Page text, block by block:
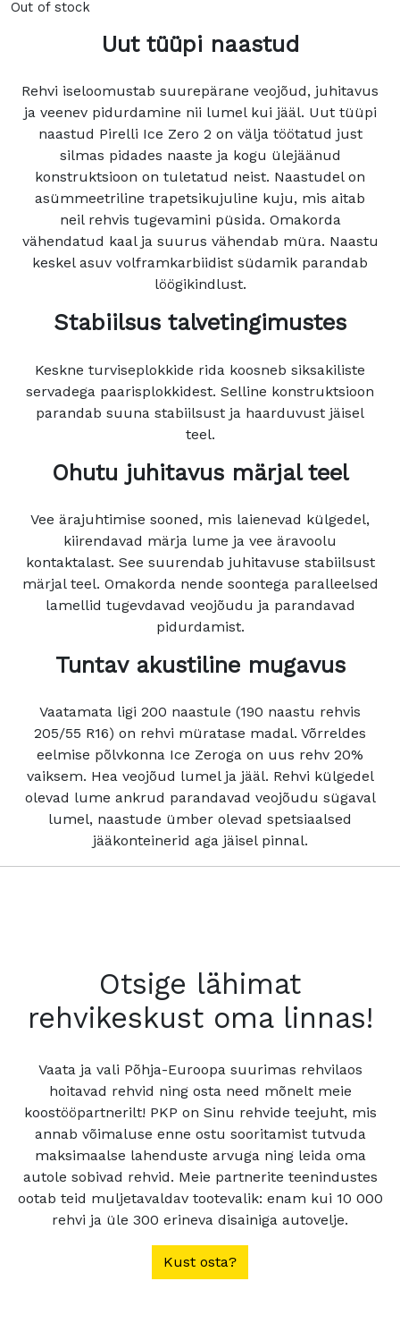
Out of stock
Uut tüüpi naastud
Rehvi iseloomustab suurepärane veojõud, juhitavus
ja veenev pidurdamine nii lumel kui jääl. Uut tüüpi
naastud Pirelli Ice Zero 2 on välja töötatud just
silmas pidades naaste ja kogu ülejäänud
konstruktsioon on tuletatud neist. Naastudel on
asümmeetriline trapetsikujuline kuju, mis aitab
neil rehvis tugevamini püsida. Omakorda
vähendatud kaal ja suurus vähendab müra. Naastu
keskel asuv volframkarbiidist südamik parandab
löögikindlust.
Stabiilsus talvetingimustes
Keskne turviseplokkide rida koosneb siksakiliste
servadega paarisplokkidest. Selline konstruktsioon
parandab suuna stabiilsust ja haarduvust jäisel
teel.
Ohutu juhitavus märjal teel
Vee ärajuhtimise sooned, mis laienevad külgedel,
kiirendavad märja lume ja vee äravoolu
kontaktalast. See suurendab juhitavuse stabiilsust
märjal teel. Omakorda nende soontega paralleelsed
lamellid tugevdavad veojõudu ja parandavad
pidurdamist.
Tuntav akustiline mugavus
Vaatamata ligi 200 naastule (190 naastu rehvis
205/55 R16) on rehvi müratase madal. Võrreldes
eelmise põlvkonna Ice Zeroga on uus rehv 20%
vaiksem. Hea veojõud lumel ja jääl. Rehvi külgedel
olevad lume ankrud parandavad veojõudu sügaval
lumel, naastude ümber olevad spetsiaalsed
jääkonteinerid aga jäisel pinnal.
Otsige lähimat
rehvikeskust oma linnas!
Vaata ja vali Põhja-Euroopa suurimas rehvilaos
hoitavad rehvid ning osta need mõnelt meie
koostööpartnerilt! PKP on Sinu rehvide teejuht, mis
annab võimaluse enne ostu sooritamist tutvuda
maksimaalse lahenduste arvuga ning leida oma
autole sobivad rehvid. Meie partnerite teenindustes
ootab teid muljetavaldav tootevalik: enam kui 10 000
rehvi ja üle 300 erineva disainiga autovelje.
Kust osta?